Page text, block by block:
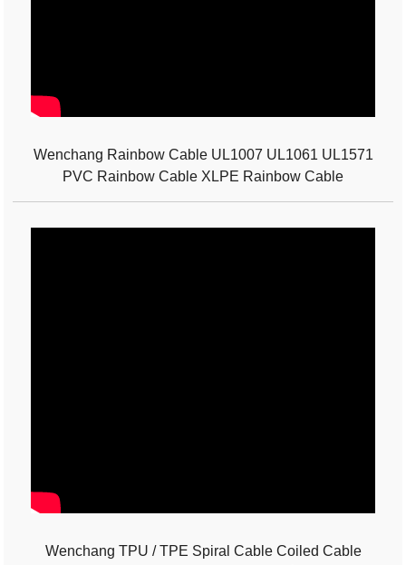
Wenchang Rainbow Cable UL1007 UL1061 UL1571
PVC Rainbow Cable XLPE Rainbow Cable
Wenchang TPU / TPE Spiral Cable Coiled Cable